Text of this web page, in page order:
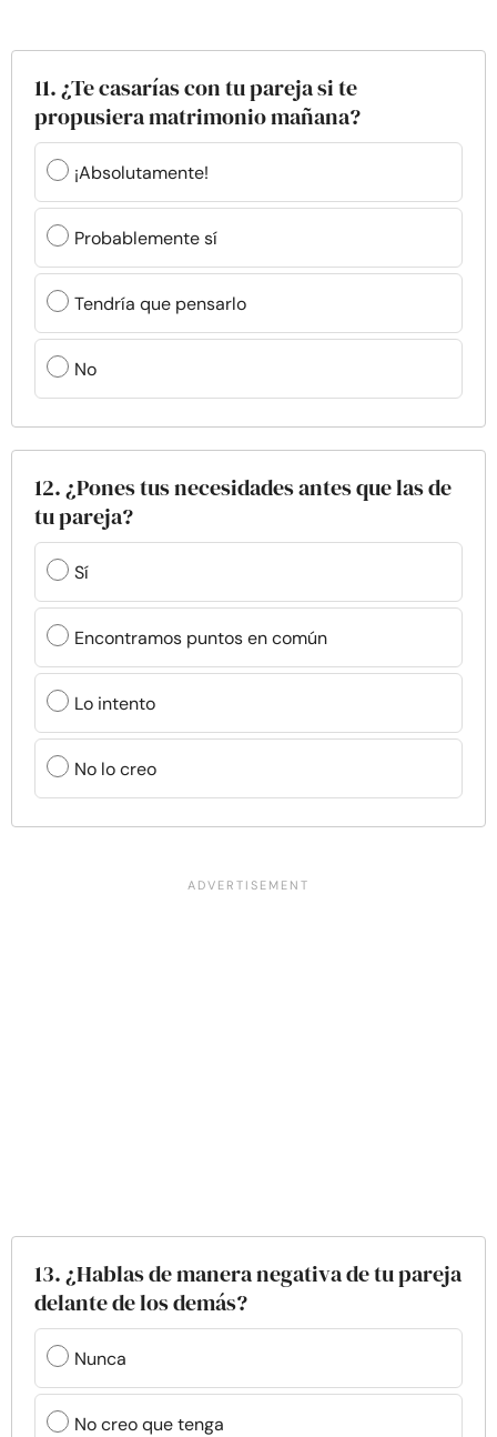
11. ¿Te casarías con tu pareja si te
propusiera matrimonio mañana?
¡Absolutamente!
Probablemente sí
Tendría que pensarlo
No
12. ¿Pones tus necesidades antes que las de
tu pareja?
Sí
Encontramos puntos en común
Lo intento
No lo creo
13. ¿Hablas de manera negativa de tu pareja
delante de los demás?
Nunca
No creo que tenga